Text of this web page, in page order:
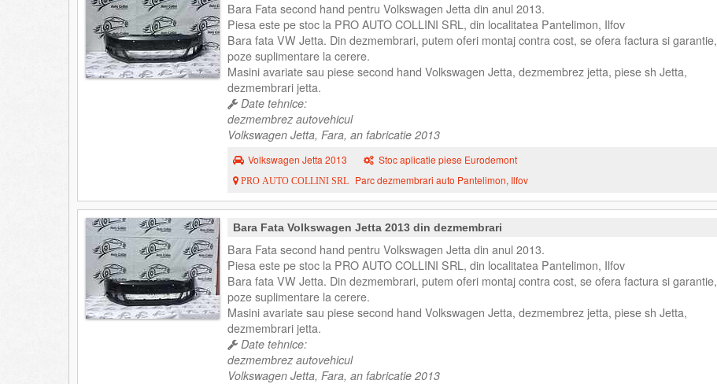
Bara Fata second hand pentru Volkswagen Jetta din anul 2013.
Piesa este pe stoc la PRO AUTO COLLINI SRL, din localitatea Pantelimon, Ilfov
Bara fata VW Jetta. Din dezmembrari, putem oferi montaj contra cost, se ofera factura si garantie,
poze suplimentare la cerere.
Masini avariate sau piese second hand Volkswagen Jetta, dezmembrez jetta, piese sh Jetta,
dezmembrari jetta.
Date tehnice:
dezmembrez autovehicul
Volkswagen Jetta, Fara, an fabricatie 2013
Volkswagen Jetta 2013 Stoc aplicatie piese Eurodemont
PRO AUTO COLLINI SRL Parc dezmembrari auto Pantelimon, Ilfov
Bara Fata Volkswagen Jetta 2013 din dezmembrari
Bara Fata second hand pentru Volkswagen Jetta din anul 2013.
Piesa este pe stoc la PRO AUTO COLLINI SRL, din localitatea Pantelimon, Ilfov
Bara fata VW Jetta. Din dezmembrari, putem oferi montaj contra cost, se ofera factura si garantie,
poze suplimentare la cerere.
Masini avariate sau piese second hand Volkswagen Jetta, dezmembrez jetta, piese sh Jetta,
dezmembrari jetta.
Date tehnice:
dezmembrez autovehicul
Volkswagen Jetta, Fara, an fabricatie 2013